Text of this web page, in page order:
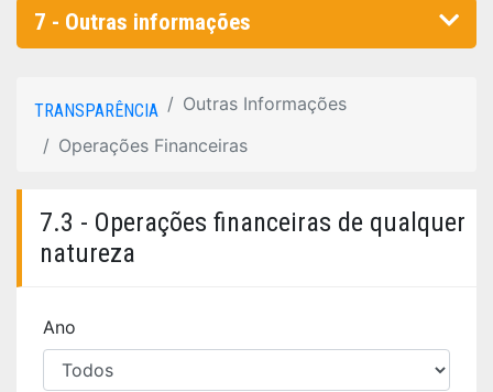
7 - Outras informações
TRANSPARÊNCIA
Outras Informações
Operações Financeiras
7.3 - Operações financeiras de qualquer
natureza
Ano